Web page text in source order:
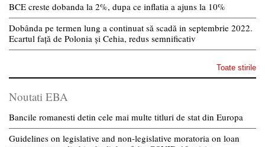
BCE creste dobanda la 2%, dupa ce inflatia a ajuns la 10%
Dobânda pe termen lung a continuat să scadă in septembrie 2022.
Ecartul față de Polonia și Cehia, redus semnificativ
Toate stirile
Noutati EBA
Bancile romanesti detin cele mai multe titluri de stat din Europa
Guidelines on legislative and non-legislative moratoria on loan